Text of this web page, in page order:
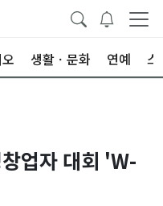
생활ㆍ문화 연예 스
업자 대회 'W-